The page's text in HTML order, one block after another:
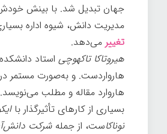
جهان تبدیل شد. با بینش خودش
مدیریت دانش، شیوه اداره
تغییر می‌دهد.
هیروتاکا تاکهوچی استاد
هارواردست. و به‌صورت مستمر در
هاروارد مقاله و مطلب
بسیاری از کارهای تأثیرگذار با
نوناکاست، از جمله شرکت